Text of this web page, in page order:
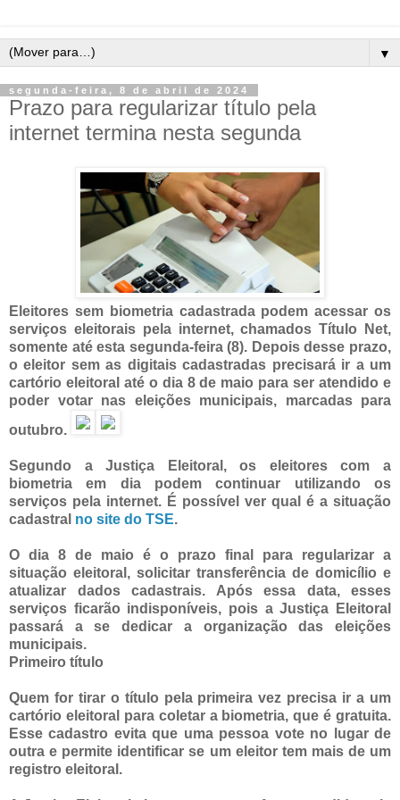
▼
segunda-feira, 8 de abril de 2024
Prazo para regularizar título pela
internet termina nesta segunda
Eleitores sem biometria cadastrada podem acessar os
serviços eleitorais pela internet, chamados Título Net,
somente até esta segunda-feira (8). Depois desse prazo,
o eleitor sem as digitais cadastradas precisará ir a um
cartório eleitoral até o dia 8 de maio para ser atendido e
poder votar nas eleições municipais, marcadas para
outubro.
Segundo a Justiça Eleitoral, os eleitores com a
biometria em dia podem continuar utilizando os
serviços pela internet. É possível ver qual é a situação
cadastral no site do TSE.
O dia 8 de maio é o prazo final para regularizar a
situação eleitoral, solicitar transferência de domicílio e
atualizar dados cadastrais. Após essa data, esses
serviços ficarão indisponíveis, pois a Justiça Eleitoral
passará a se dedicar a organização das eleições
municipais.
Primeiro título
Quem for tirar o título pela primeira vez precisa ir a um
cartório eleitoral para coletar a biometria, que é gratuita.
Esse cadastro evita que uma pessoa vote no lugar de
outra e permite identificar se um eleitor tem mais de um
registro eleitoral.